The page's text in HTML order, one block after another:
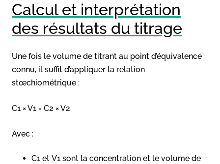
Calcul et interprétation
des résultats du titrage
Une fois le volume de titrant au point d’équivalence
connu, il suffit d’appliquer la relation
stœchiométrique :
C1 × V1 = C2 × V2
Avec :
C1​ et V1 sont la concentration et le volume de